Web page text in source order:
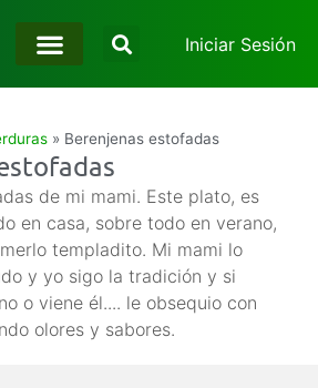
Iniciar Sesión
» Berenjenas estofadas
de mi mami. Este plato, es
en casa, sobre todo en verano,
templadito. Mi mami lo
y yo sigo la tradición y si
o viene él.... le obsequio con
olores y sabores.